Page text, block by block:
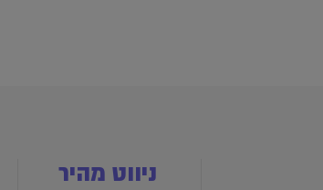
ניווט מהיר